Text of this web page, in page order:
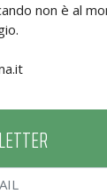
non è al